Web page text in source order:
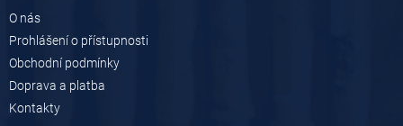
O nás
Prohlášení o přístupnosti
Obchodní podmínky
Doprava a platba
Kontakty